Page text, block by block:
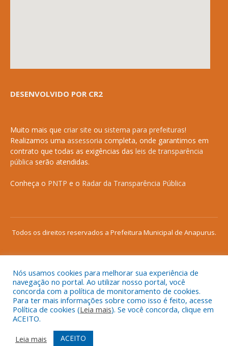
DESENVOLVIDO POR CR2
Muito mais que criar site ou sistema para prefeituras!
Realizamos uma assessoria completa, onde garantimos em
contrato que todas as exigências das leis de transparência
pública serão atendidas.
Conheça o PNTP e o Radar da Transparência Pública
Todos os direitos reservados a Prefeitura Municipal de Anapurus.
Mapa do Site
Acessar Área Administrativa
Acessar o Webmail
Nós usamos cookies para melhorar sua experiência de
navegação no portal. Ao utilizar nosso portal, você
concorda com a política de monitoramento de cookies.
Para ter mais informações sobre como isso é feito, acesse
Política de cookies (Leia mais). Se você concorda, clique em
ACEITO.
Leia mais
ACEITO